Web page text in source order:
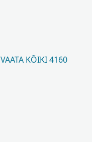
VAATA KÕIKI 4160